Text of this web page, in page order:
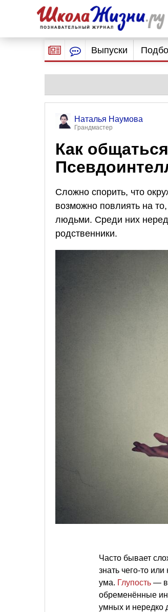
Выпуски
Наталья Наумова
Грандмастер
Как
Сложно спорить, что
возможно повлиять на
людьми. Среди них
родственники.
Часто бывает
знать чего-то
ума. Глупость —
обременённые
умных и нередко